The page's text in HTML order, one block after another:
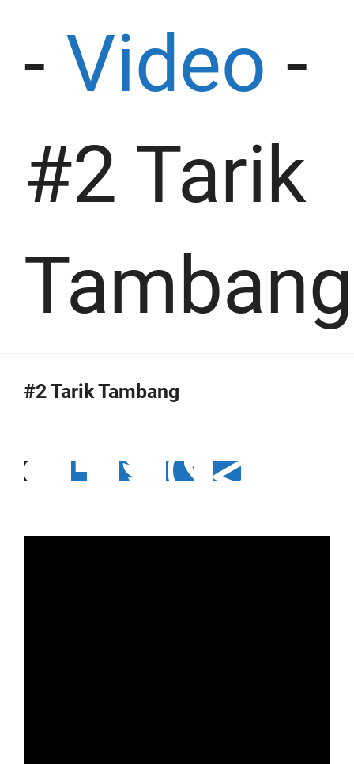
- Video -
#2 Tarik
Tambang
#2 Tarik Tambang